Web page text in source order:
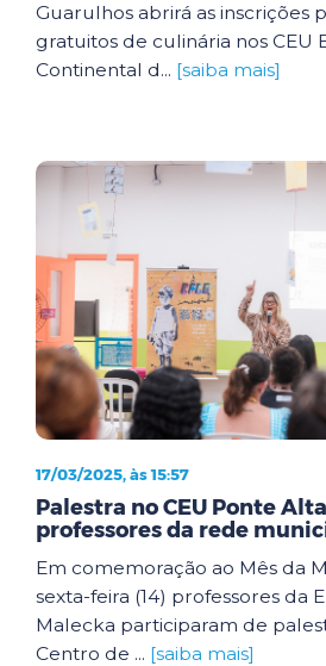
Guarulhos abrirá as inscrições
gratuitos de culinária nos CEU
Continental d... [saiba mais]
17/03/2025, às 15:57
Palestra no CEU Ponte
professores da rede
Em comemoração ao Mês da
sexta-feira (14) professores da
Malecka participaram de
Centro de ... [saiba mais]